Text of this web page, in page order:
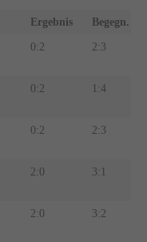
Ergebnis Begegn.
0:2 2:3
0:2 1:4
0:2 2:3
2:0 3:1
2:0 3:2